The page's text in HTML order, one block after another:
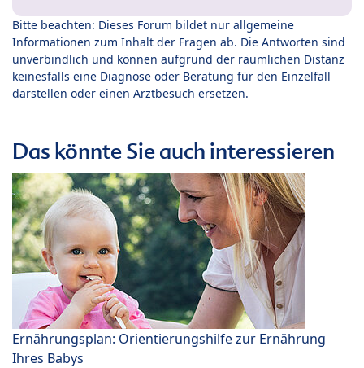
Bitte beachten: Dieses Forum bildet nur allgemeine
Informationen zum Inhalt der Fragen ab. Die Antworten sind
unverbindlich und können aufgrund der räumlichen Distanz
keinesfalls eine Diagnose oder Beratung für den Einzelfall
darstellen oder einen Arztbesuch ersetzen.
Das könnte Sie auch interessieren
Ernährungsplan: Orientierungshilfe zur Ernährung
Ihres Babys